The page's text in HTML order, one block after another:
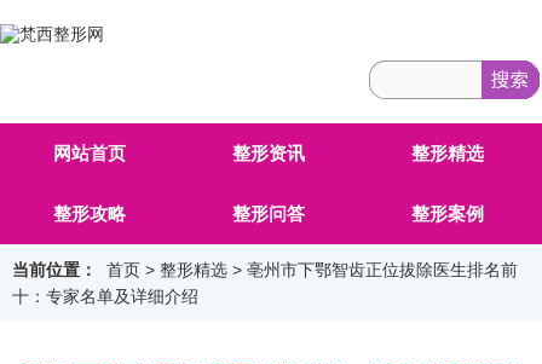
网站首页 整形资讯 整形精选
整形攻略 整形问答 整形案例
当前位置： 首页 > 整形精选 > 亳州市下鄂智齿正位拔除医生排名前
十：专家名单及详细介绍